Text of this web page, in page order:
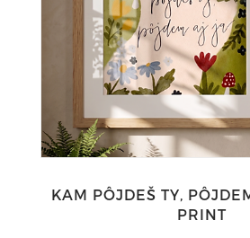
KAM PÔJDEŠ TY,
PRINT